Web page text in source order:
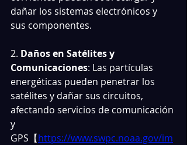
dañar los sistemas electrónicos y
sus componentes.
2. Daños en Satélites y
Comunicaciones: Las partículas
energéticas pueden penetrar los
satélites y dañar sus circuitos,
afectando servicios de comunicación
y
GPS【https://www.swpc.noaa.gov/im